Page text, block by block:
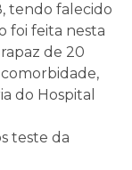
tendo falecido
foi feita nesta
de 20
comorbidade,
do Hospital
teste da